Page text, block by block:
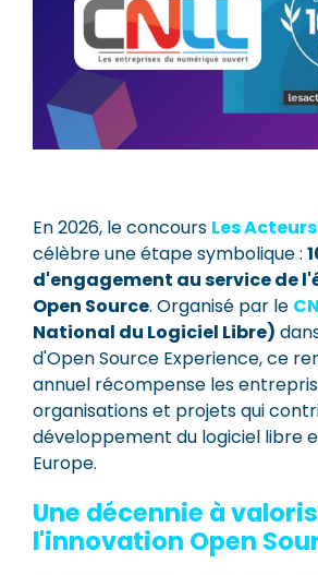
En 2026, le concours Les
célèbre une étape symbolique :
d'engagement au service de
Open Source. Organisé par le
National du Logiciel Libre)
d'Open Source Experience, ce
annuel récompense les
organisations et projets qui
développement du logiciel libre
Europe.
Une décennie à
l'innovation Open